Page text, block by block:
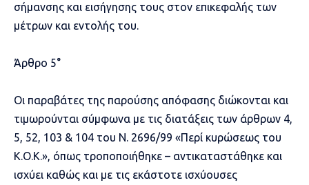
σήμανσης και εισήγησης τους στον επικεφαλής των
μέτρων και εντολής του.
Άρθρο 5°
Οι παραβάτες της παρούσης απόφασης διώκονται και
τιμωρούνται σύμφωνα με τις διατάξεις των άρθρων 4,
5, 52, 103 & 104 του Ν. 2696/99 «Περί κυρώσεως του
Κ.Ο.Κ.», όπως τροποποιήθηκε – αντικαταστάθηκε και
ισχύει καθώς και με τις εκάστοτε ισχύουσες